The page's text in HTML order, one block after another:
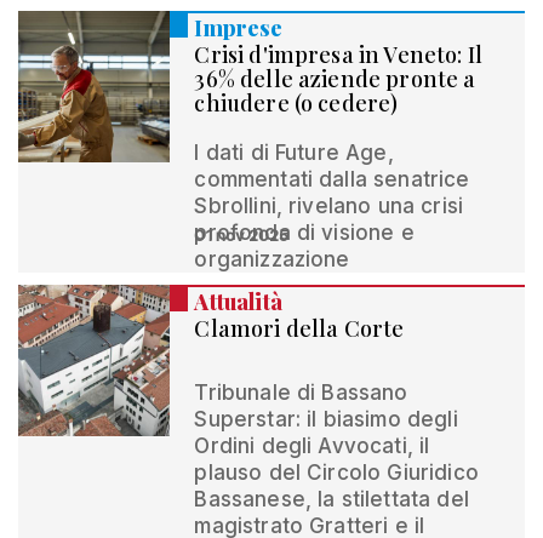
Imprese
Crisi d'impresa in Veneto: Il
36% delle aziende pronte a
chiudere (o cedere)
I dati di Future Age,
commentati dalla senatrice
Sbrollini, rivelano una crisi
profonda di visione e
organizzazione
01 nov 2025
Attualità
Clamori della Corte
Tribunale di Bassano
Superstar: il biasimo degli
Ordini degli Avvocati, il
plauso del Circolo Giuridico
Bassanese, la stilettata del
magistrato Gratteri e il